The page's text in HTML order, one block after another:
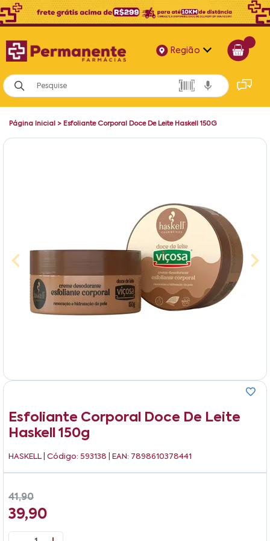
Região
Alagoas
Bahia
Página Inicial > Esfoliante Corporal Doce De Leite Haskell 150G
Esfoliante Corporal Doce De Leite
Haskell 150g
HASKELL| Código: 593138 | EAN: 7898610378441
41,90
39,90